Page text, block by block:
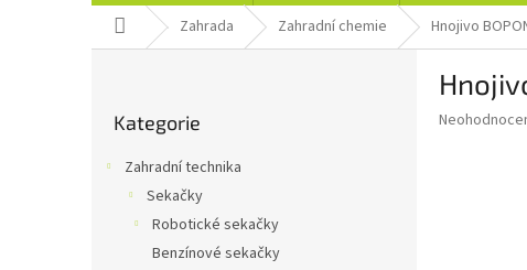
Domů Zahrada Zahradní chemie Hnojivo
kategorie
Kategorie
Zahradní technika
Sekačky
Robotické sekačky
Benzínové sekačky
Průměrné